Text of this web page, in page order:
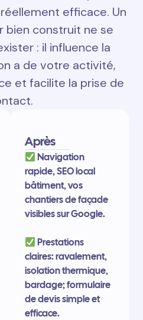
efficace. Un
bien construit ne se
: il influence la
a de votre activité,
et facilite la prise de
Après
Navigation
rapide, SEO local
bâtiment, vos
chantiers de façade
visibles sur Google.
Prestations
claires: ravalement,
isolation thermique,
bardage; formulaire
de devis simple et
efficace.